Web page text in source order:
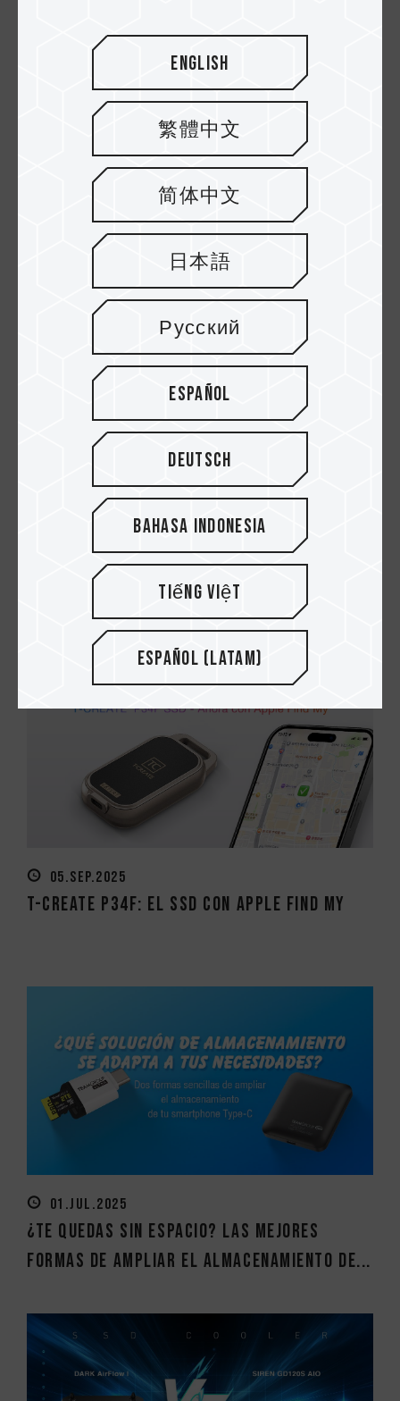
20.NOV.2025
SSD PCIe Gen 5: el futuro del
almacenamiento de próxima generación
13.NOV.2025
¿Qué es el TBW de un SSD interno? ¡Una
guía sencilla para comprender los índic...
05.SEP.2025
T-CREATE P34F: El SSD con Apple Find My
01.JUL.2025
¿Te quedas sin espacio? Las mejores
formas de ampliar el almacenamiento de...
English
繁體中文
简体中文
日本語
Русский
Español
Deutsch
Bahasa Indonesia
Tiếng Việt
Español (Latam)